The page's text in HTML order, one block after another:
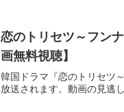
恋のトリセツ～フン
画無料視聴】
韓国ドラマ『恋のトリセツ
放送されます。動画の見逃